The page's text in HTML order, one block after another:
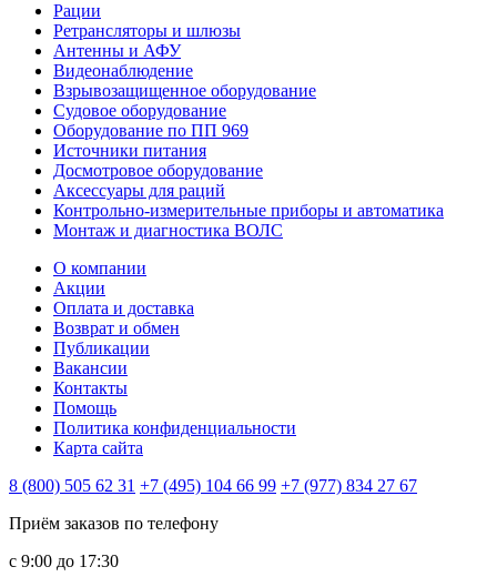
Рации
Ретрансляторы и шлюзы
Антенны и АФУ
Видеонаблюдение
Взрывозащищенное оборудование
Судовое оборудование
Оборудование по ПП 969
Источники питания
Досмотровое оборудование
Аксессуары для раций
Контрольно-измерительные приборы и автоматика
Монтаж и диагностика ВОЛС
О компании
Акции
Оплата и доставка
Возврат и обмен
Публикации
Вакансии
Контакты
Помощь
Политика конфиденциальности
Карта сайта
8 (800) 505 62 31 +7 (495) 104 66 99 +7 (977) 834 27 67
Приём заказов по телефону
с 9:00 до 17:30